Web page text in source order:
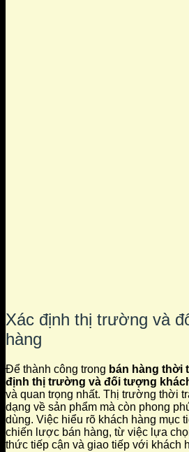
Xác định thị trường và
hàng
Để thành công trong bán hàng thời
định thị trường và đối tượng
và quan trọng nhất. Thị trường thời
dạng về sản phẩm mà còn phong
dùng. Việc hiểu rõ khách hàng mục
chiến lược bán hàng, từ việc lựa
thức tiếp cận và giao tiếp với khách